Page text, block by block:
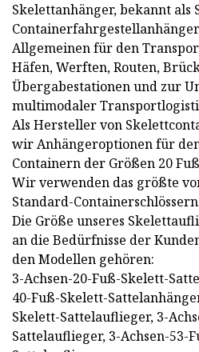
Skelettanhänger, bekannt als
Allgemeinen für den
Häfen, Werften, Routen,
Übergabestationen und zur
multimodaler
Als Hersteller von
wir Anhängeroptionen für
Containern der Größen 20
Wir verwenden das größte
Standard-
Die Größe unseres
an die Bedürfnisse der
den Modellen gehören:
3-Achsen-20-Fuß-Skelett-
40-Fuß-Skelett-
Skelett-Sattelauflieger, 3-
Sattelauflieger, 3-Achsen-53-